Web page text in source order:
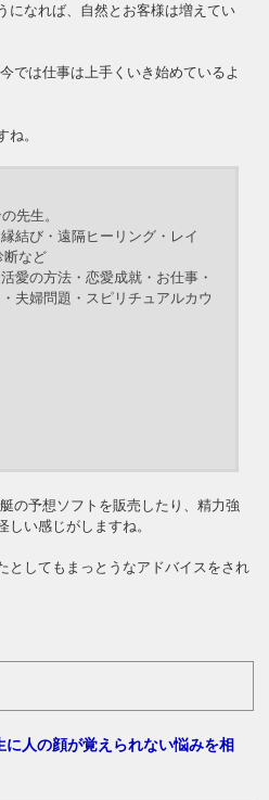
になれば、自然とお客様は増えてい
では仕事は上手くいき始めているよ
ね。
先生。
結び・遠隔ヒーリング・レイ
断など
愛の方法・恋愛成就・お仕事・
夫婦問題・スピリチュアルカウ
の予想ソフトを販売したり、精力強
い感じがしますね。
としてもまっとうなアドバイスをされ
人の顔が覚えられない悩みを相